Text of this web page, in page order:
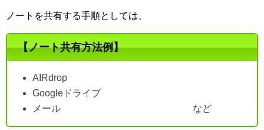
ノートを共有する手順としては、
【ノート共有方法例】
AIRdrop
Googleドライブ
メール など